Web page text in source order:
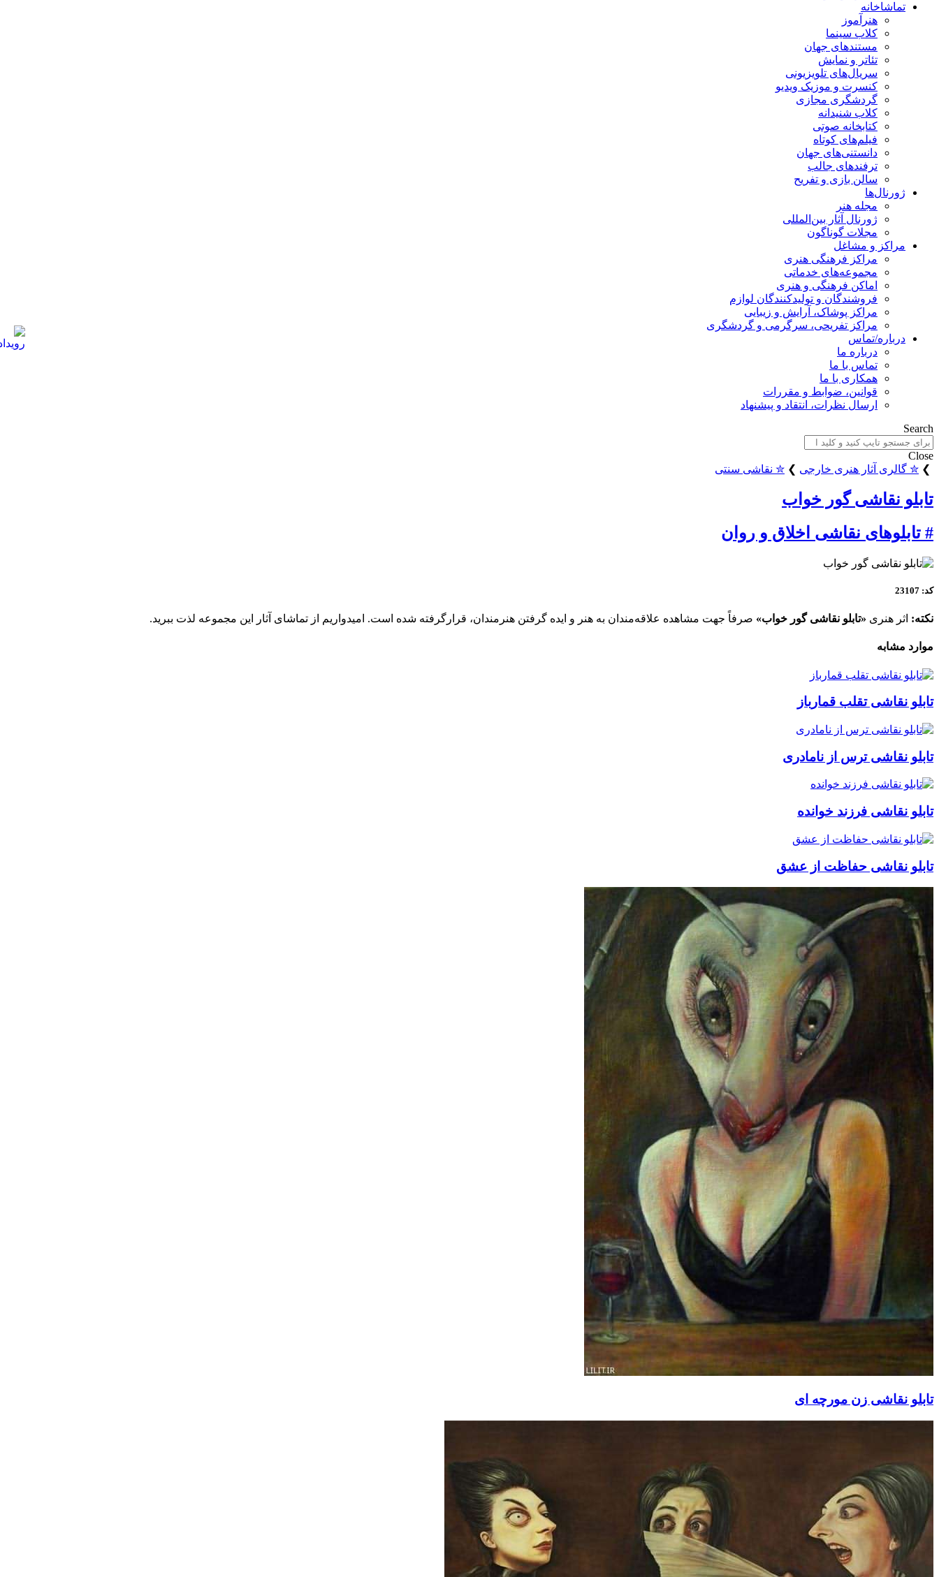
تماشاخانه
هنرآموز
کلاب سینما
مستندهای جهان
تئاتر و نمایش
سریال‌های تلویزیونی
کنسرت و موزیک ویدیو
گردشگری مجازی
کلاب شنیدانه
کتابخانه صوتی
فیلم‌های کوتاه
دانستنی‌های جهان
ترفندهای جالب
سالن بازی و تفریح
ژورنال‌ها
مجله هنر
ژورنال آثار بین‌المللی
مجلات گوناگون
مراکز و مشاغل
مراکز فرهنگی هنری
مجموعه‌های خدماتی
اماکن فرهنگی و هنری
فروشندگان و تولیدکنندگان لوازم
مراکز پوشاک، آرایش و زیبایی
مراکز تفریحی، سرگرمی و گردشگری
درباره/تماس
درباره ما
تماس با ما
همکاری با ما
قوانین، ضوابط و مقررات
ارسال نظرات، انتقاد و پیشنهاد
Search
Close
❯ ✮ گالری آثار هنری خارجی ❯ ✮ نقاشی سنتی
تابلو نقاشی گور خواب
# تابلوهای نقاشی اخلاق و روان
کد: 23107
نکته: اثر هنری «تابلو نقاشی گور خواب» صرفاً جهت مشاهده علاقه‌مندان به هنر و ایده گرفتن هنرمندان، قرارگرفته شده است. امیدواریم از تماشای آثار این مجموعه لذت ببرید.
موارد مشابه
تابلو نقاشی تقلب قمارباز
تابلو نقاشی ترس از نامادری
تابلو نقاشی فرزند خوانده
تابلو نقاشی حفاظت از عشق
تابلو نقاشی زن مورچه ای